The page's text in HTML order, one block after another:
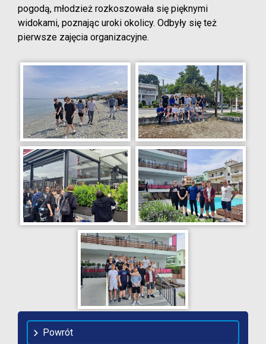
pogodą, młodzież rozkoszowała się pięknymi
widokami, poznając uroki okolicy. Odbyły się też
pierwsze zajęcia organizacyjne.
Powrót